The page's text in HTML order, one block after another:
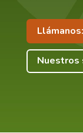
Nuestros